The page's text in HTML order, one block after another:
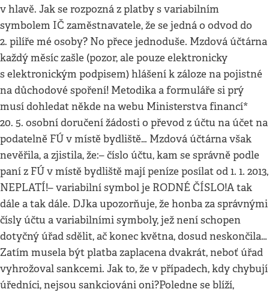
v hlavě. Jak se rozpozná z platby s variabilním
symbolem IČ zaměstnavatele, že se jedná o odvod do
2. pilíře mé osoby? No přece jednoduše. Mzdová účtárna
každý měsíc zašle (pozor, ale pouze elektronicky
s elektronickým podpisem) hlášení k záloze na pojistné
na důchodové spoření! Metodika a formuláře si prý
musí dohledat někde na webu Ministerstva financí*
20. 5. osobní doručení žádosti o převod z účtu na účet na
podatelně FÚ v místě bydliště… Mzdová účtárna však
nevěřila, a zjistila, že:– číslo účtu, kam se správně podle
paní z FÚ v místě bydliště mají peníze posílat od 1. 1. 2013,
NEPLATÍ!– variabilní symbol je RODNÉ ČÍSLO!A tak
dále a tak dále. DJka upozorňuje, že honba za správnými
čísly účtu a variabilními symboly, jež není schopen
dotyčný úřad sdělit, ač konec května, dosud neskončila…
Zatím musela být platba zaplacena dvakrát, neboť úřad
vyhrožoval sankcemi. Jak to, že v případech, kdy chybují
úředníci, nejsou sankciováni oni?Poledne se blíží,